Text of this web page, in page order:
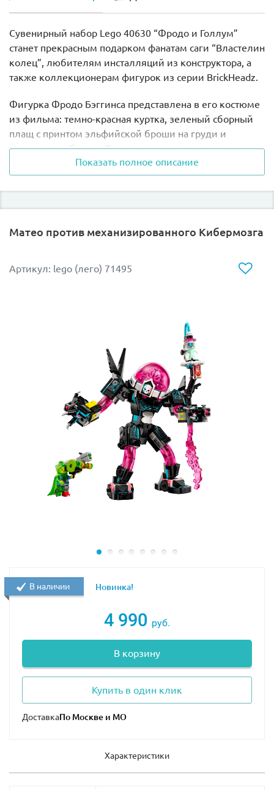
Сувенирный набор Lego 40630 “Фродо и Голлум”
станет прекрасным подарком фанатам саги “Властелин
колец”, любителям инсталляций из конструктора, а
также коллекционерам фигурок из серии BrickHeadz.
Фигурка Фродо Бэггинса представлена в его костюме
из фильма: темно-красная куртка, зеленый сборный
плащ с принтом эльфийской броши на груди и
коричневые брюки. В руках он держит кольцо и меч.
Фигурка Голлума немного меньше, чем Фродо. Как
киногерой, персонаж из кубиков Лего носит
снабжены индивидуальными черными подставками
для демонстрации.
поставить фигурки на полку в свою коллекцию
моделей – все это можно с набором Лего 40630.
Высота фигурок из Lego 40630 с подставкой в
собранном виде:
Фродо Бэггинс – 8 см;
Голлум – 5 см.
Показать полное описание
Матео против механизированного Кибермозга
Артикул: lego (лего) 71495
4 990 руб.
В корзину
Купить в один клик
Доставка
В наличии Новинка!
Характеристики